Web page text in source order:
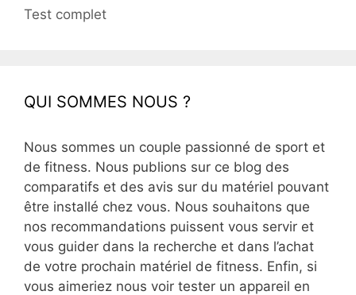
Test complet
QUI SOMMES NOUS ?
Nous sommes un couple passionné de sport et
de fitness. Nous publions sur ce blog des
comparatifs et des avis sur du matériel pouvant
être installé chez vous. Nous souhaitons que
nos recommandations puissent vous servir et
vous guider dans la recherche et dans l’achat
de votre prochain matériel de fitness. Enfin, si
vous aimeriez nous voir tester un appareil en